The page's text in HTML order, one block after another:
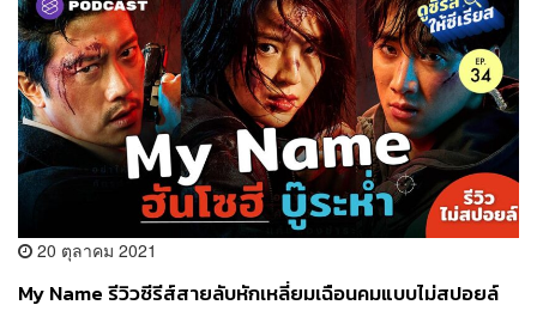
20 ตุลาคม 2021
My Name รีวิวซีรีส์สายลับหักเหลี่ยมเฉือนคมแบบไม่สปอยล์